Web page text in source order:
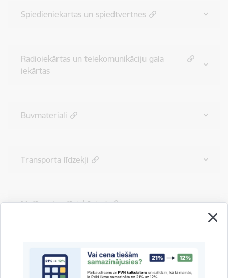
Spiedieniekārtas un spiedtvertnes
Radioiekārtas un telekomunikāciju gala
iekārtas
Būvmateriāli
Transporta līdzekļi
Mašīnas (mašīniekārtas)